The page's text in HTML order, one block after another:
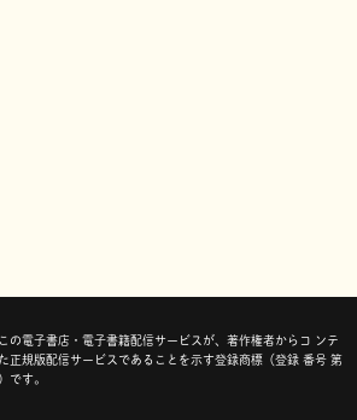
の電子書店・電子書籍配信サービスが、著作権者からコ ンテ
正規版配信サービスであることを示す登録商標（登録 番号 第
です。